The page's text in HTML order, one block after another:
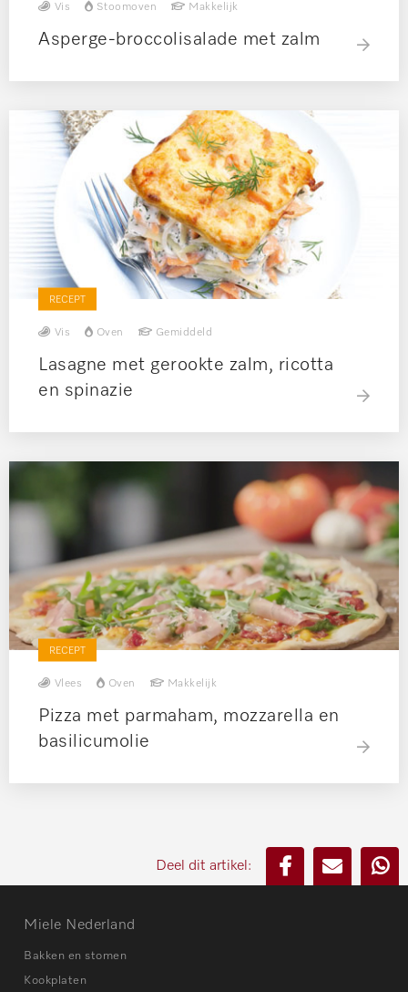
Vis Stoomoven Makkelijk
Asperge-broccolisalade met zalm
RECEPT
Vis Oven Gemiddeld
Lasagne met gerookte zalm, ricotta
en spinazie
RECEPT
Vlees Oven Makkelijk
Pizza met parmaham, mozzarella en
basilicumolie
Deel dit artikel:
Miele Nederland
Bakken en stomen
Kookplaten